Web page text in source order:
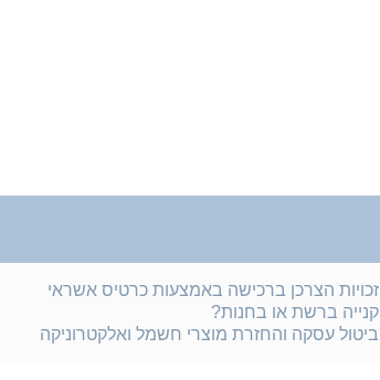
זכויות הצרכן ברכישה באמצעות כרטיס אשראי
קנייה ברשת או בחנות?
ביטול עסקה והחזרת מוצרי חשמל ואלקטרוניקה